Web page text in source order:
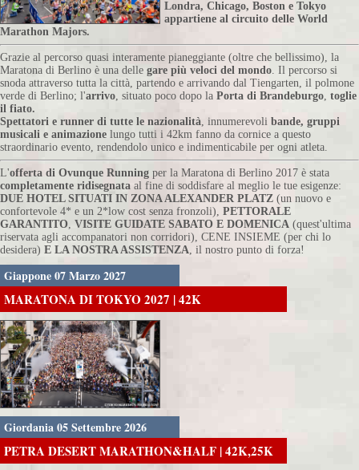
Londra, Chicago, Boston e Tokyo
appartiene al circuito delle World
Marathon Majors.
Grazie al percorso quasi interamente pianeggiante (oltre che bellissimo), la
Maratona di Berlino è una delle gare più veloci del mondo . Il percorso si
snoda attraverso tutta la città, partendo e arrivando dal Tiengarten, il polmone
verde di Berlino; l'arrivo , situato poco dopo la Porta di Brandeburgo toglie
il fiato.
Spettatori e runner di tutte le nazionalità , innumerevoli bande, gruppi
musicali e animazione lungo tutti i 42km fanno da cornice a questo
straordinario evento, rendendolo unico e indimenticabile per ogni atleta.
L'offerta di Ovunque Running per la Maratona di Berlino 2017 è stata
completamente ridisegnata al fine di soddisfare al meglio le tue esigenze:
DUE HOTEL SITUATI IN ZONA ALEXANDER PLATZ (un nuovo e
confortevole 4* e un 2*low cost senza fronzoli), PETTORALE
GARANTITO VISITE GUIDATE SABATO E DOMENICA (quest'ultima
riservata agli accompanatori non corridori), CENE INSIEME (per chi lo
desidera) E LA NOSTRA ASSISTENZA , il nostro punto di forza!
Giappone 07 Marzo 2027
MARATONA DI TOKYO 2027 | 42K
Giordania 05 Settembre 2026
PETRA DESERT MARATHON&HALF | 42K,25K